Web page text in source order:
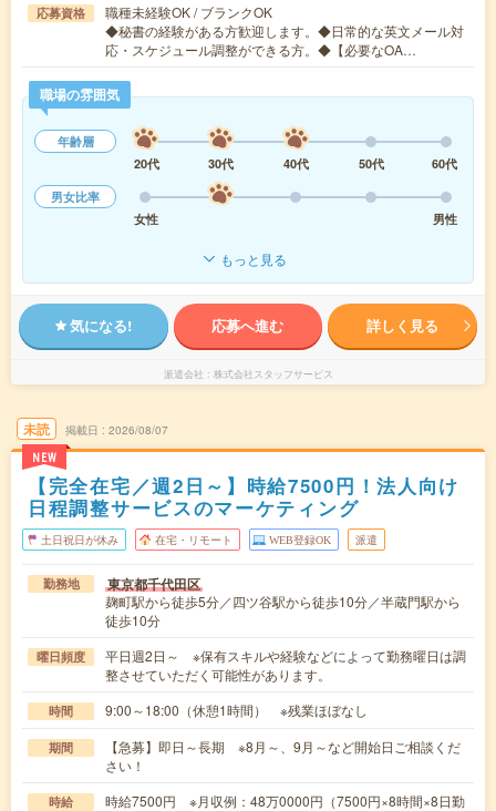
応募資格
職種未経験OK / ブランクOK
◆秘書の経験がある方歓迎します。◆日常的な英文メール対
応・スケジュール調整ができる方。◆【必要なOA…
職場の雰囲気
年齢層
20代
30代 40代 50代
60代
男女比率
女性
男性
もっと見る
気になる! 応募へ進む 詳しく見る
派遣会社 株式会社スタッフサービス
未読
NEW
掲載日 2026/08/07
【完全在宅／週2日～】時給7500円！法人向け
日程調整サービスのマーケティング
土日祝日が休み 在宅・リモート WEB登録OK 派遣
勤務地 東京都千代田区
麹町駅から徒歩5分／四ツ谷駅から徒歩10分／半蔵門駅から
徒歩10分
曜日頻度
平日週2日～ ※保有スキルや経験などによって勤務曜日は調
整させていただく可能性があります。
時間 9:00～18:00（休憩1時間） ※残業ほぼなし
期間
【急募】即日～長期 ※8月～、9月～など開始日ご相談くだ
さい！
時給
時給7500円 ※月収例：48万0000円（7500円×8時間×8日勤